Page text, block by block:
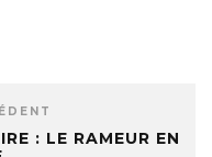
: LE RAMEUR EN